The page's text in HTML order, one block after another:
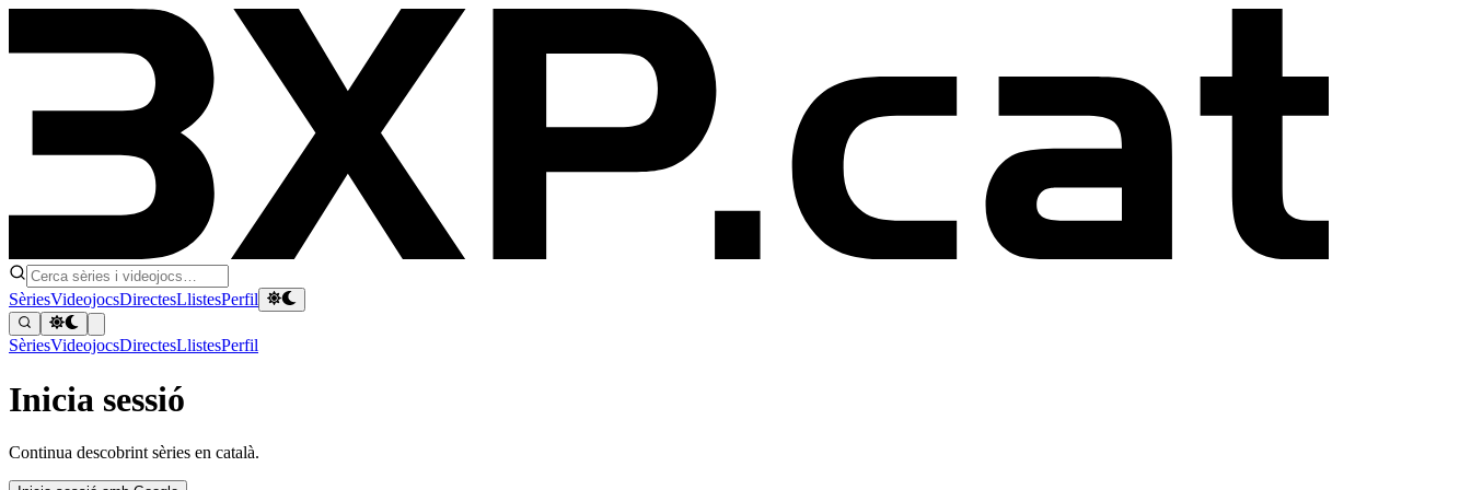
SèriesVideojocsDirectesLlistesPerfil
SèriesVideojocsDirectesLlistesPerfil
Inicia sessió
Continua descobrint sèries en català.